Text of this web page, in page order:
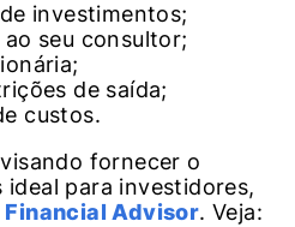
investimentos;
seu consultor;
de saída;
custos.
fornecer o
ideal para investidores,
Financial Advisor. Veja: